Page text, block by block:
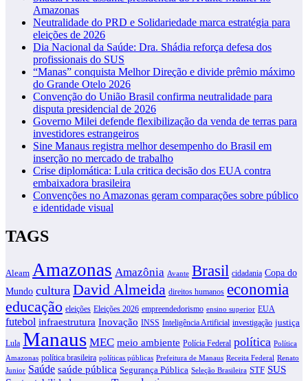
Amazonas
Neutralidade do PRD e Solidariedade marca estratégia para
eleições de 2026
Dia Nacional da Saúde: Dra. Shádia reforça defesa dos
profissionais do SUS
“Manas” conquista Melhor Direção e divide prêmio máximo
do Grande Otelo 2026
Convenção do União Brasil confirma neutralidade para
disputa presidencial de 2026
Governo Milei defende flexibilização da venda de terras para
investidores estrangeiros
Sine Manaus registra melhor desempenho do Brasil em
inserção no mercado de trabalho
Crise diplomática: Lula critica decisão dos EUA contra
embaixadora brasileira
Convenções no Amazonas geram comparações sobre público
e identidade visual
TAGS
Aleam Amazonas Amazônia Avante Brasil cidadania Copa do
Mundo cultura David Almeida direitos humanos economia
educação eleições Eleições 2026 empreendedorismo ensino superior EUA
futebol infraestrutura Inovação INSS Inteligência Artificial investigação justiça
Lula Manaus MEC meio ambiente Polícia Federal política Política
Amazonas política brasileira políticas públicas Prefeitura de Manaus Receita Federal Renato
Junior Saúde saúde pública Segurança Pública Seleção Brasileira STF SUS